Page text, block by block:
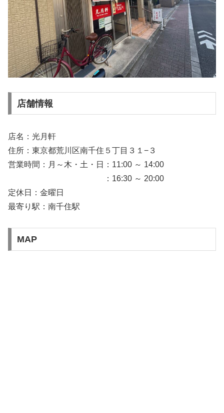
店舗情報
店名：光月軒
住所：東京都荒川区南千住５丁目３１−３
営業時間：月～木・土・日：11:00 ～ 14:00
：16:30 ～ 20:00
定休日：金曜日
最寄り駅：南千住駅
MAP